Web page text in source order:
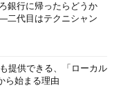
銀行に帰ったらどうか
代目はテクニシャン
提供できる、「ローカル
ら始まる理由